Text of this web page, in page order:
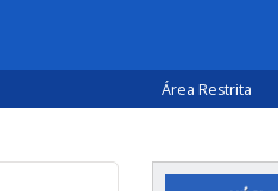
Área Restrita